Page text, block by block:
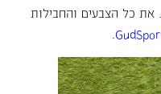
. את כל הצבעים והחבילות